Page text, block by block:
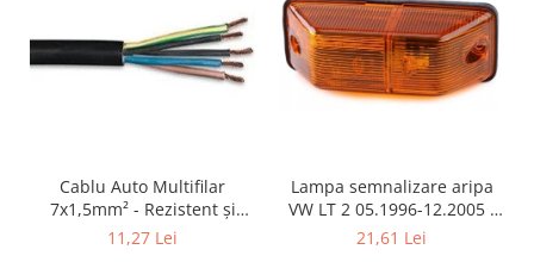
Cablu Auto Multifilar
7x1,5mm² - Rezistent și
Flexibil pentru Remorci 12V-
11,27 Lei
Lampa semnalizare aripa
VW LT 2 05.1996-12.2005 ;
Mercedes Sprinter 1995-
21,61 Lei